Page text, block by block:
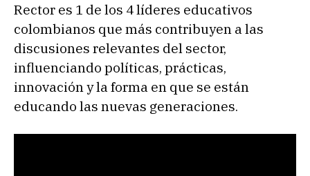
Rector es 1 de los 4 líderes educativos
colombianos que más contribuyen a las
discusiones relevantes del sector,
influenciando políticas, prácticas,
innovación y la forma en que se están
educando las nuevas generaciones.